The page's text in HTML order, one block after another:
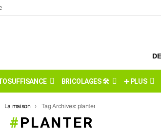
BRICOLAGES 🛠️ ➕ PLUS
La maison Tag Archives: planter
PLANTER